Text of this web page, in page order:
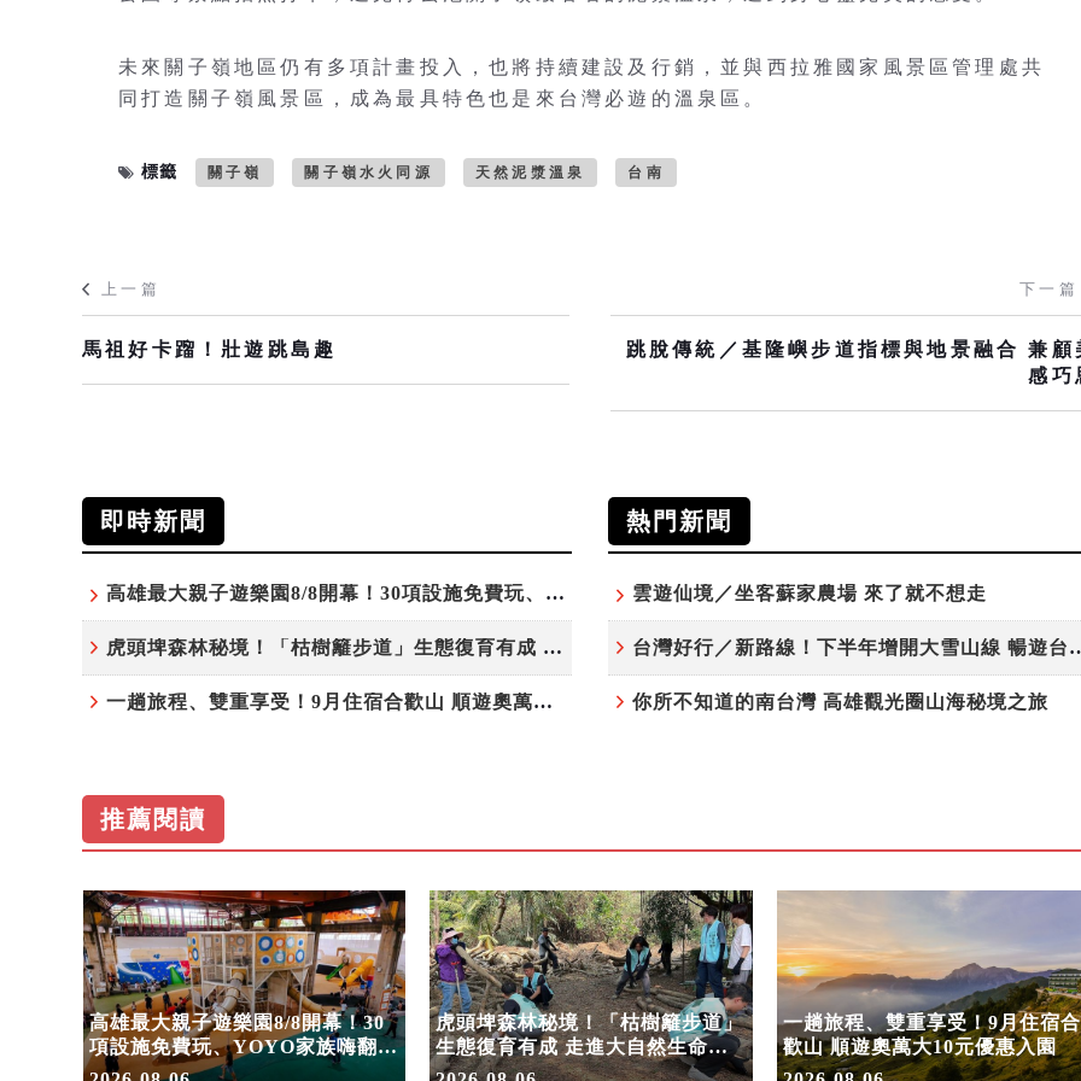
未來關子嶺地區仍有多項計畫投入，也將持續建設及行銷，並與西拉雅國家風景區管理處共
同打造關子嶺風景區，成為最具特色也是來台灣必遊的溫泉區。
標籤 關子嶺 關子嶺水火同源 天然泥漿溫泉 台南
上一篇
馬祖好卡蹓！壯遊跳島趣
下一篇
跳脫傳統／基隆嶼步道指標與地景融合 兼顧
感巧
即時新聞
高雄最大親子遊樂園8/8開幕！30項設施免費玩、YOYO家族嗨翻暑假
虎頭埤森林秘境！「枯樹籬步道」生態復育有成 走進大自然生命教室
一趟旅程、雙重享受！9月住宿合歡山 順遊奧萬大10元優惠入園
熱門新聞
雲遊仙境／坐客蘇家農場 來了就不想走
台灣好行／新路線！下
你所不知道的南台灣 高雄觀光圈山海秘境之旅
推薦閱讀
高雄最大親子遊樂園8/8開幕！30
項設施免費玩、YOYO家族嗨翻暑
假
虎頭埤森林秘境！「枯樹籬步道」
生態復育有成 走進大自然生命教
室
一趟旅程、雙重享受！9月住宿合
歡山 順遊奧萬大10元優惠入園